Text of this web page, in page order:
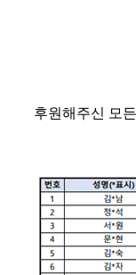
후원해주신 모